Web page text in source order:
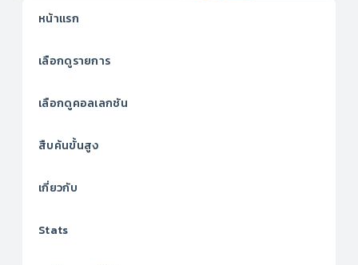
หน้าแรก
เลือกดูรายการ
เลือกดูคอลเลกชัน
สืบค้นขั้นสูง
เกี่ยวกับ
Stats